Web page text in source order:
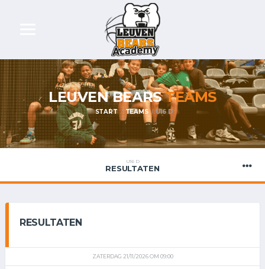
LEUVEN BEARSTEAMS
START TEAMS U16 D
U16 D
RESULTATEN
RESULTATEN
ZATERDAG 21/11/2026 OM 09:00